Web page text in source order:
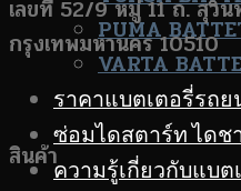
PUMA
VARTA
ราคาแบตเตอรี่รถย
ซ่อมไดสตาร์ท ไดช
ความรู้เกี่ยวกับแบต
เลขที่ 52/9 หมู่ 11 ถ. สุวิ
กรุงเทพมหานคร 10510
สินค้า